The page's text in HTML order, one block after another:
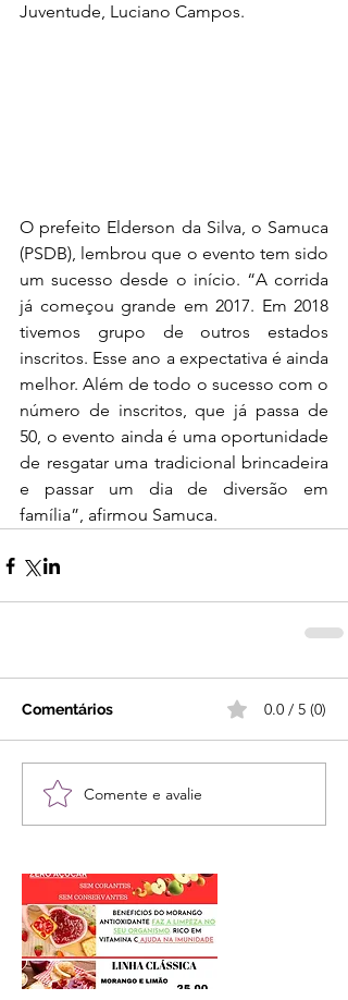
Juventude, Luciano Campos.
O prefeito Elderson da Silva, o Samuca
(PSDB), lembrou que o evento tem sido
um sucesso desde o início. “A corrida
já começou grande em 2017. Em 2018
tivemos grupo de outros estados
inscritos. Esse ano a expectativa é ainda
melhor. Além de todo o sucesso com o
número de inscritos, que já passa de
50, o evento ainda é uma oportunidade
de resgatar uma tradicional brincadeira
e passar um dia de diversão em
família”, afirmou Samuca.
Comentários 0.0 / 5 (0)
Comente e avalie